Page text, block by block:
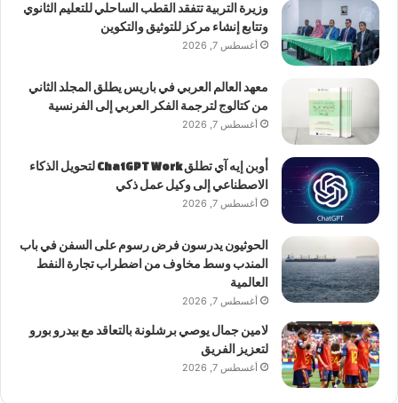
وزيرة التربية تتفقد القطب الساحلي للتعليم الثانوي
وتتابع إنشاء مركز للتوثيق والتكوين
أغسطس 7, 2026
معهد العالم العربي في باريس يطلق المجلد الثاني
من كتالوج لترجمة الفكر العربي إلى الفرنسية
أغسطس 7, 2026
أوبن إيه آي تطلق ChatGPT Work لتحويل الذكاء
الاصطناعي إلى وكيل عمل ذكي
أغسطس 7, 2026
الحوثيون يدرسون فرض رسوم على السفن في باب
المندب وسط مخاوف من اضطراب تجارة النفط
العالمية
أغسطس 7, 2026
لامين جمال يوصي برشلونة بالتعاقد مع بيدرو بورو
لتعزيز الفريق
أغسطس 7, 2026